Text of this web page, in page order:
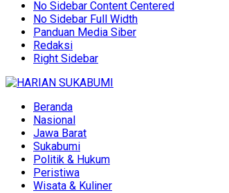
No Sidebar Content Centered
No Sidebar Full Width
Panduan Media Siber
Redaksi
Right Sidebar
Beranda
Nasional
Jawa Barat
Sukabumi
Politik & Hukum
Peristiwa
Wisata & Kuliner